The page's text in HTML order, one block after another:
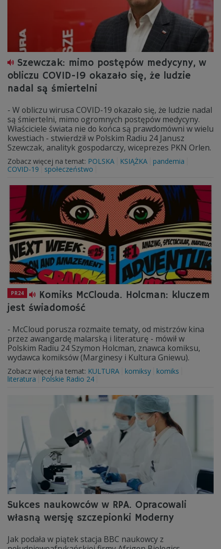
Szewczak: mimo postępów medycyny, w
obliczu COVID-19 okazało się, że ludzie
nadal są śmiertelni
- W obliczu wirusa COVID-19 okazało się, że ludzie nadal
są śmiertelni, mimo ogromnych postępów medycyny.
Właściciele świata nie do końca są prawdomówni w wielu
kwestiach - stwierdził w Polskim Radiu 24 Janusz
Szewczak, analityk gospodarczy, wiceprezes PKN Orlen.
Zobacz więcej na temat: POLSKA KSIĄŻKA
pandemia
COVID-19
społeczeństwo
PR24
Komiks McClouda. Holcman: kluczem
jest świadomość
- McCloud porusza rozmaite tematy, od mistrzów kina
przez awangardę malarską i literaturę - mówił w
Polskim Radiu 24 Szymon Holcman, znawca komiksu,
wydawca komiksów (Marginesy i Kultura Gniewu).
Zobacz więcej na temat: KULTURA komiksy
komiks
literatura
Polskie Radio 24
Sukces naukowców w RPA. Opracowali
własną wersję szczepionki Moderny
Jak podała w piątek stacja BBC naukowcy z